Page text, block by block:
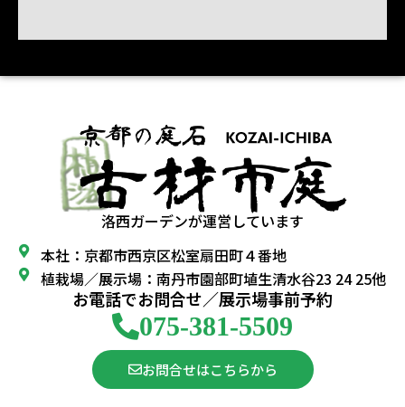
洛西ガーデンが運営しています
本社：京都市西京区松室扇田町４番地
植栽場／展示場：南丹市園部町埴生清水谷23 24 25他
お電話でお問合せ／展示場事前予約
075-381-5509
お問合せはこちらから